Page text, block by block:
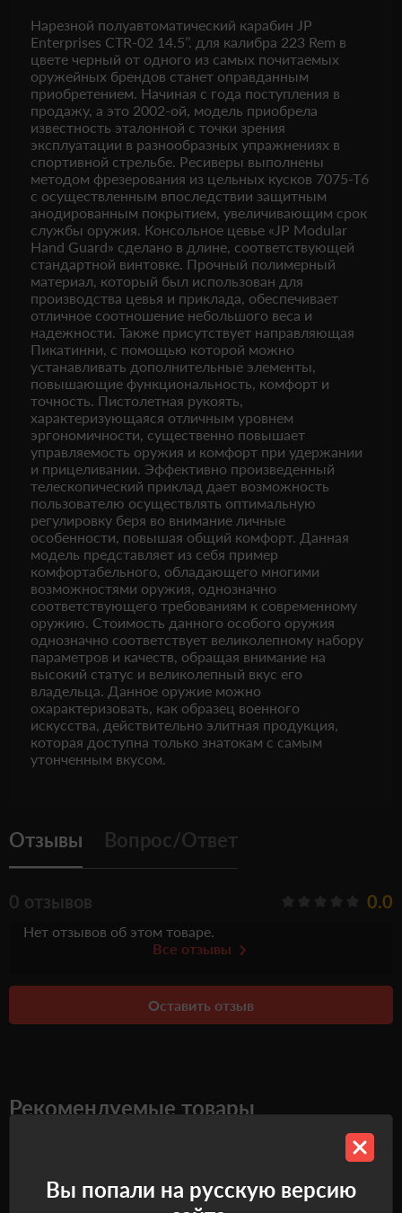
Нарезной полуавтоматический карабин JP
Enterprises CTR-02 14.5’’. для калибра 223 Rem в
цвете черный от одного из самых почитаемых
оружейных брендов станет оправданным
приобретением. Начиная с года поступления в
продажу, а это 2002-ой, модель приобрела
известность эталонной с точки зрения
эксплуатации в разнообразных упражнениях в
спортивной стрельбе. Ресиверы выполнены
методом фрезерования из цельных кусков 7075-Т6
с осуществленным впоследствии защитным
анодированным покрытием, увеличивающим срок
службы оружия. Консольное цевье «JP Modular
Hand Guard» сделано в длине, соответствующей
стандартной винтовке. Прочный полимерный
материал, который был использован для
производства цевья и приклада, обеспечивает
отличное соотношение небольшого веса и
надежности. Также присутствует направляющая
Пикатинни, с помощью которой можно
устанавливать дополнительные элементы,
повышающие функциональность, комфорт и
точность. Пистолетная рукоять,
характеризующаяся отличным уровнем
эргономичности, существенно повышает
управляемость оружия и комфорт при удержании
и прицеливании. Эффективно произведенный
телескопический приклад дает возможность
пользователю осуществлять оптимальную
регулировку беря во внимание личные
особенности, повышая общий комфорт. Данная
модель представляет из себя пример
комфортабельного, обладающего многими
возможностями оружия, однозначно
соответствующего требованиям к современному
оружию. Стоимость данного особого оружия
однозначно соответствует великолепному набору
параметров и качеств, обращая внимание на
высокий статус и великолепный вкус его
владельца. Данное оружие можно
охарактеризовать, как образец военного
искусства, действительно элитная продукция,
которая доступна только знатокам с самым
утонченным вкусом.
Отзывы Вопрос/Ответ
0 отзывов 0.0
Нет отзывов об этом товаре.
Все отзывы
Оставить отзыв
Рекомендуемые товары
Вы попали на русскую версию